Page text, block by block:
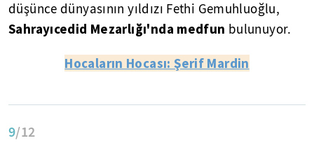
düşünce dünyasının yıldızı Fethi Gemuhluoğlu,
Sahrayıcedid Mezarlığı'nda medfun bulunuyor.
Hocaların Hocası: Şerif Mardin
9/12